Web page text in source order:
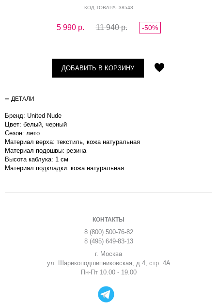
КОД ТОВАРА: 38548
5 990р. 11 940 р. -50%
ДОБАВИТЬ В КОРЗИНУ
ДЕТАЛИ
Бренд: United Nude
Цвет: белый, черный
Сезон: лето
Материал верха: текстиль, кожа натуральная
Материал подошвы: резина
Высота каблука: 1 см
Материал подкладки: кожа натуральная
КОНТАКТЫ
8 (800) 500-76-82
8 (495) 649-83-13
г. Москва
ул. Шарикоподшипниковская, д.4, стр. 4А
Пн-Пт 10.00 - 19.00